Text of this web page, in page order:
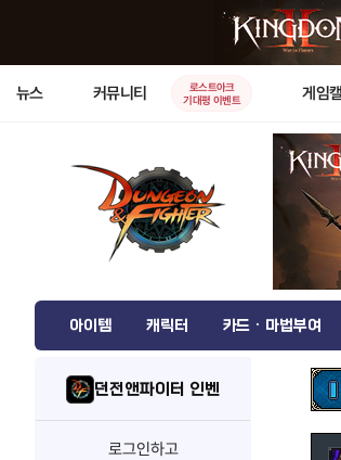
뉴스 커뮤니티
로스트아크
기대평 이벤트
게임
아이템 캐릭터 카드 · 마법부여
던전앤파이터 인벤
로그인하고